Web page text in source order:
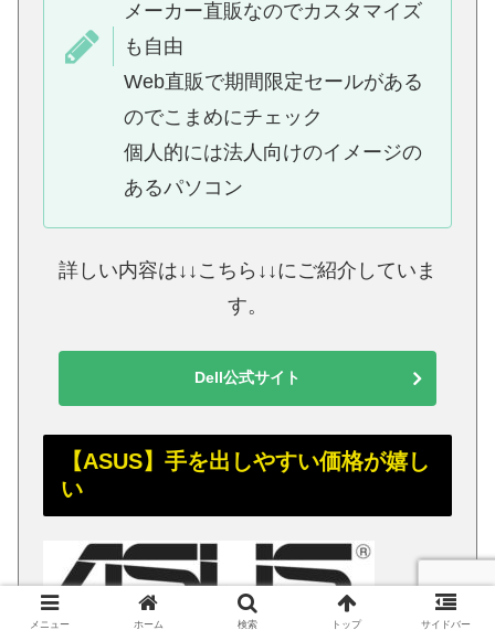
メーカー直販なのでカスタマイズ
も自由
Web直販で期間限定セールがある
のでこまめにチェック
個人的には法人向けのイメージの
あるパソコン
詳しい内容は↓↓こちら↓↓にご紹介していま
す。
Dell公式サイト
【ASUS】手を出しやすい価格が嬉し
い
メニュー ホーム 検索 トップ サイドバー